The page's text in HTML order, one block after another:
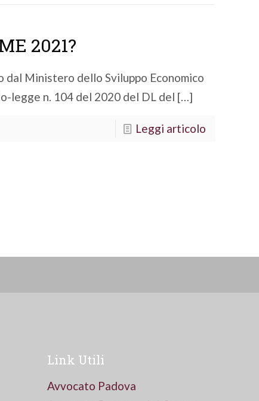
2021?
dal Ministero dello Sviluppo Economico
legge n. 104 del 2020 del DL del […]
Leggi articolo
Link Utili
Avvocato Padova